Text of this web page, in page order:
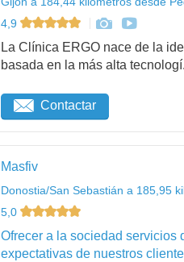
4,9
La Clínica ERGO nace de la
basada en la más alta
Contactar
Masfiv
Donostia/San Sebastián a 185,95
5,0
Ofrecer a la sociedad servicios
expectativas de nuestros